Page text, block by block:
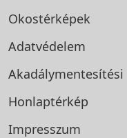
Okostérképek
Adatvédelem
Akadálymentesítési
Honlaptérkép
Impresszum